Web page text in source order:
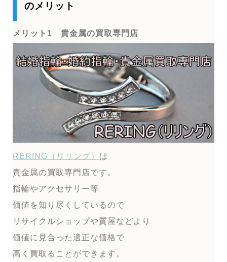
のメリット
メリット1 貴金属の買取専門店
RERING（リリング） は
貴金属の買取専門店です。
指輪やアクセサリー等
価値を知り尽くしているので
リサイクルショップや質屋などより
価値に見合った適正な価格で
高く買取ることができます。